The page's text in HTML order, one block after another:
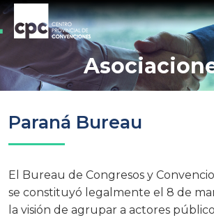
Paraná Bureau
El Bureau de Congresos y
se constituyó legalmente el 8 de
la visión de agrupar a actores